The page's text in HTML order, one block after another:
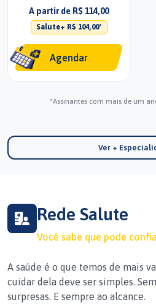
A partir de R$ 114,00
Salute+ R$ 104,00*
Agendar
*Assinantes com mais de um
Ver +
Rede Salute
Você sabe que pode
A saúde é o que temos de mais
cuidar dela deve ser simples.
surpresas. E sempre ao alcance.